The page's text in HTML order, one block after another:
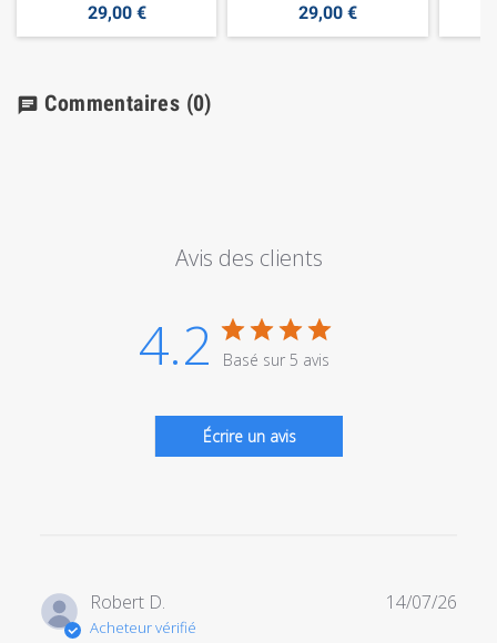
29,00 € 29,00 €
chat Commentaires (0)
Avis des clients
4.2 Basé sur 5 avis
Écrire un avis
Robert D.
Acheteur vérifié
14/07/26